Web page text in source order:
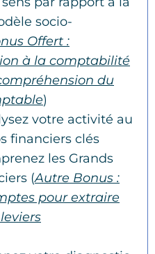
socio-
Offert :
à la comptabilité
du
)
votre activité au
financiers clés
les Grands
(Autre Bonus :
pour extraire